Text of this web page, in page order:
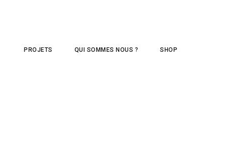
PROJETS QUI SOMMES NOUS ? SHOP